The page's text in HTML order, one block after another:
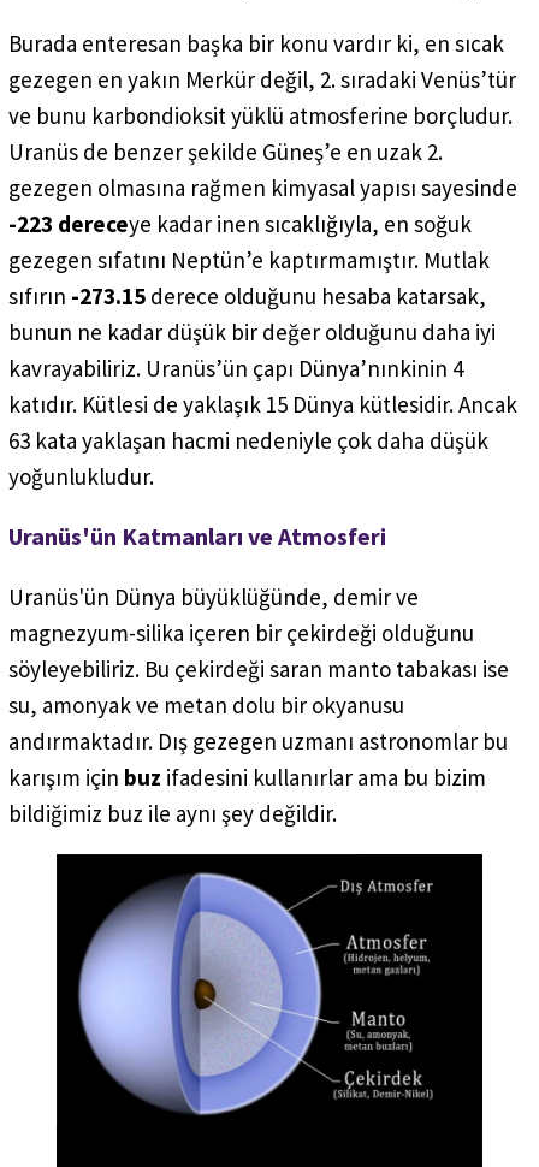
Burada enteresan başka bir konu vardır ki, en sıcak
gezegen en yakın Merkür değil, 2. sıradaki Venüs’tür
ve bunu karbondioksit yüklü atmosferine borçludur.
Uranüs de benzer şekilde Güneş’e en uzak 2.
gezegen olmasına rağmen kimyasal yapısı sayesinde
-223 dereceye kadar inen sıcaklığıyla, en soğuk
gezegen sıfatını Neptün’e kaptırmamıştır. Mutlak
sıfırın -273.15 derece olduğunu hesaba katarsak,
bunun ne kadar düşük bir değer olduğunu daha iyi
kavrayabiliriz. Uranüs’ün çapı Dünya’nınkinin 4
katıdır. Kütlesi de yaklaşık 15 Dünya kütlesidir. Ancak
63 kata yaklaşan hacmi nedeniyle çok daha düşük
yoğunlukludur.
Uranüs'ün Katmanları ve Atmosferi
Uranüs'ün Dünya büyüklüğünde, demir ve
magnezyum-silika içeren bir çekirdeği olduğunu
söyleyebiliriz. Bu çekirdeği saran manto tabakası ise
su, amonyak ve metan dolu bir okyanusu
andırmaktadır. Dış gezegen uzmanı astronomlar bu
karışım için buz ifadesini kullanırlar ama bu bizim
bildiğimiz buz ile aynı şey değildir.